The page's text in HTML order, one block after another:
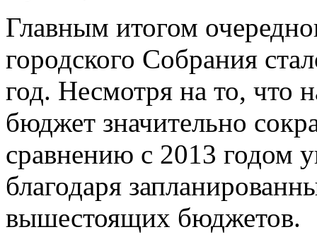
Главным итогом
городского Собрания
год. Несмотря на то, что
бюджет значительно
сравнению с 2013 годом
благодаря
вышестоящих бюджетов.